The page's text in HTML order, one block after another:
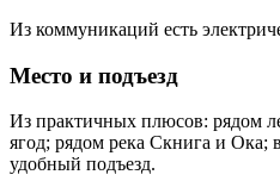
Из коммуникаций есть
Место и подъезд
Из практичных плюсов: рядом
ягод; рядом река Скнига и Ока;
удобный подъезд.